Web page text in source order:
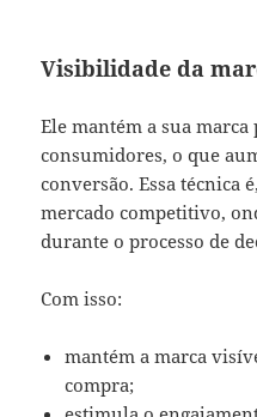
Visibilidade da
Ele mantém a sua
consumidores, o que
conversão. Essa técnica
mercado competitivo,
durante o processo de
Com isso:
mantém a marca
compra;